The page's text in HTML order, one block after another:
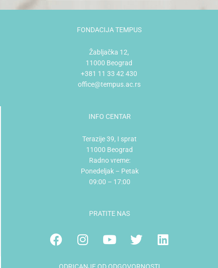
FONDACIJA TEMPUS
Žabljačka 12,
11000 Beograd
+381 11 33 42 430
office@tempus.ac.rs
INFO CENTAR
Terazije 39, I sprat
11000 Beograd
Radno vreme:
Ponedeljak – Petak
09:00 – 17:00
PRATITE NAS
FacebookInstagram
YoutubeTwitterLinkedin